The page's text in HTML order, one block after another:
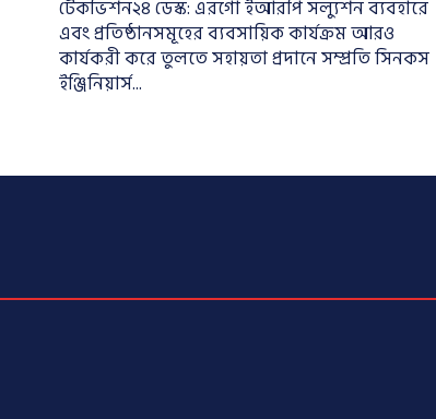
টেকভিশন২৪ ডেস্ক: এরগো ইআরপি সল্যুশন ব্যবহারে
এবং প্রতিষ্ঠানসমূহের ব্যবসায়িক কার্যক্রম আরও
কার্যকরী করে তুলতে সহায়তা প্রদানে সম্প্রতি সিনকস
ইঞ্জিনিয়ার্স...